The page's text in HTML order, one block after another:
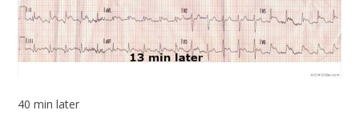
40 min later